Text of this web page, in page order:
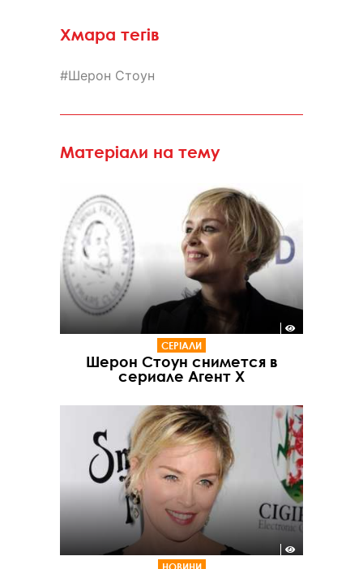
Хмара тегів
Шерон Стоун
Матеріали на тему
СЕРІАЛИ
Шерон Стоун снимется в
сериале Агент Х